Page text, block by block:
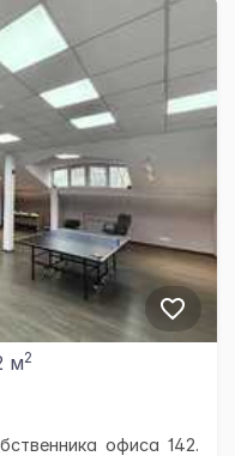
м2
офиса 142.